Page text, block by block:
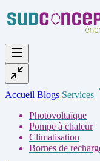
Accueil Blogs Services
Photovoltaïque
Pompe à chaleur
Climatisation
Bornes de